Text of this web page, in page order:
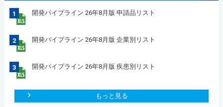
1 開発パイプライン 26年8月版 申請品リスト
2 開発パイプライン 26年8月版 企業別リスト
3 開発パイプライン 26年8月版 疾患別リスト
もっと見る